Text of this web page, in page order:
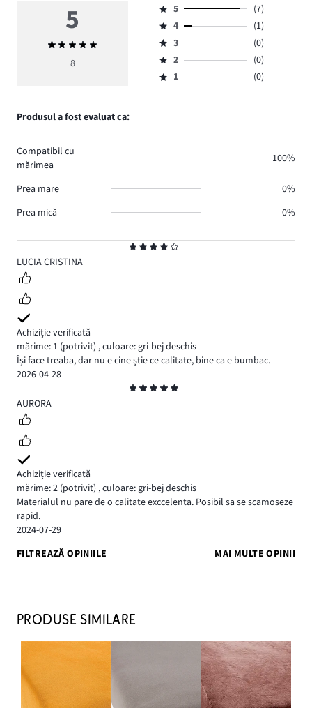
4LUCIA CRISTINA
Achiziție verificată
mărime: 1 (potrivit) ,culoare: gri-bej deschis
Își face treaba, dar nu e cine știe ce calitate, bine ca e bumbac.
2026-04-28
5
AURORA
Achiziție verificată
mărime: 2 (potrivit) ,culoare: gri-bej deschis
Materialul nu pare de o calitate exccelenta. Posibil sa se scamoseze
rapid.
2024-07-29
FILTREAZĂ OPINIILE
MAI MULTE OPINII
5
Evaluarea
medie
8
Evaluare
5,
numărul
de
voturi
7.
5
(7)
Evaluare
4,
numărul
de
1.
4
(1)
Evaluare
3,
numărul
3
(0)
Evaluare
2,
2
(0)
Evaluare
1,
1 (0)
Produsul a fost evaluat ca:
Compatibil cu
mărimea
100%
Prea mare
0%
Prea mică
0%
PRODUSE SIMILARE